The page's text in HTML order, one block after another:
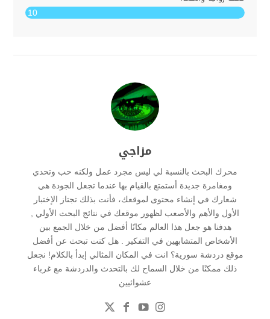
10
مزاجي
محرك البحث بالنسبة لي ليس مجرد عمل ولكنه حب وتحدي
ومغامرة جديدة أستمتع بالقيام بها عندما تجعل الجودة هي
شعارك في إنشاء محتوى لموقعك، فأنت بذلك تجتاز الإختبار
الأول والأهم والأصعب لظهور موقعك في نتائج البحث الأولي ,
هدفنا هو جعل هذا العالم مكانًا أفضل من خلال الجمع بين
الأشخاص المتشابهين في التفكير . هل كنت تبحث عن أفضل
موقع دردشة سورية؟ انت في المكان المثالي إبدأ بالكلام! نجعل
ذلك ممكنًا من خلال السماح لك بالتحدث والدردشة مع غرباء
عشوائيين